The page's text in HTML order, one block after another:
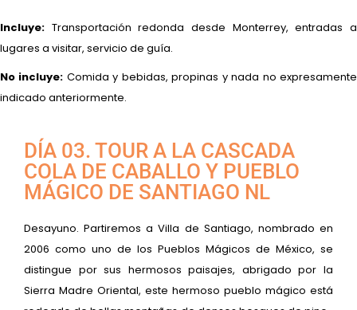
Incluye: Transportación redonda desde Monterrey, entradas a
lugares a visitar, servicio de guía.
No incluye: Comida y bebidas, propinas y nada no expresamente
indicado anteriormente.
DÍA 03. TOUR A LA CASCADA
COLA DE CABALLO Y PUEBLO
MÁGICO DE SANTIAGO NL
Desayuno. Partiremos a Villa de Santiago, nombrado en
2006 como uno de los Pueblos Mágicos de México, se
distingue por sus hermosos paisajes, abrigado por la
Sierra Madre Oriental, este hermoso pueblo mágico está